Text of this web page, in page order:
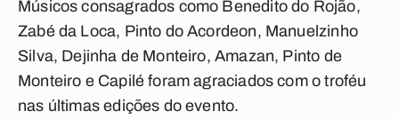
Músicos consagrados como Benedito do Rojão,
Zabé da Loca, Pinto do Acordeon, Manuelzinho
Silva, Dejinha de Monteiro, Amazan, Pinto de
Monteiro e Capilé foram agraciados com o troféu
nas últimas edições do evento.